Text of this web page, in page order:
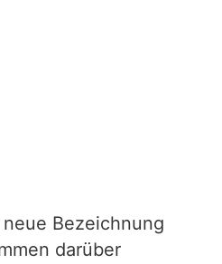
Bezeichnung
darüber